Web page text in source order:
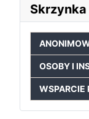
OSOBY I
WSPARCIE